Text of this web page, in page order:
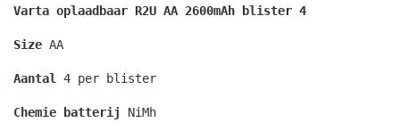
Varta oplaadbaar R2U AA 2600mAh blister 4
Size AA
Aantal 4 per blister
Chemie batterij NiMh